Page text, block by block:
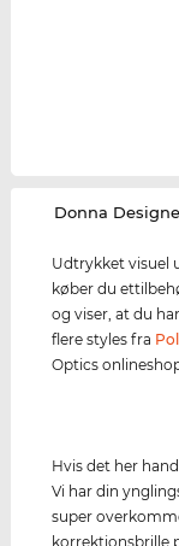
‌Donna
Udtrykket visuel
køber du
og viser, at du
flere styles fra
Optics
Hvis det her
Vi har din
super
korrektionsbrille